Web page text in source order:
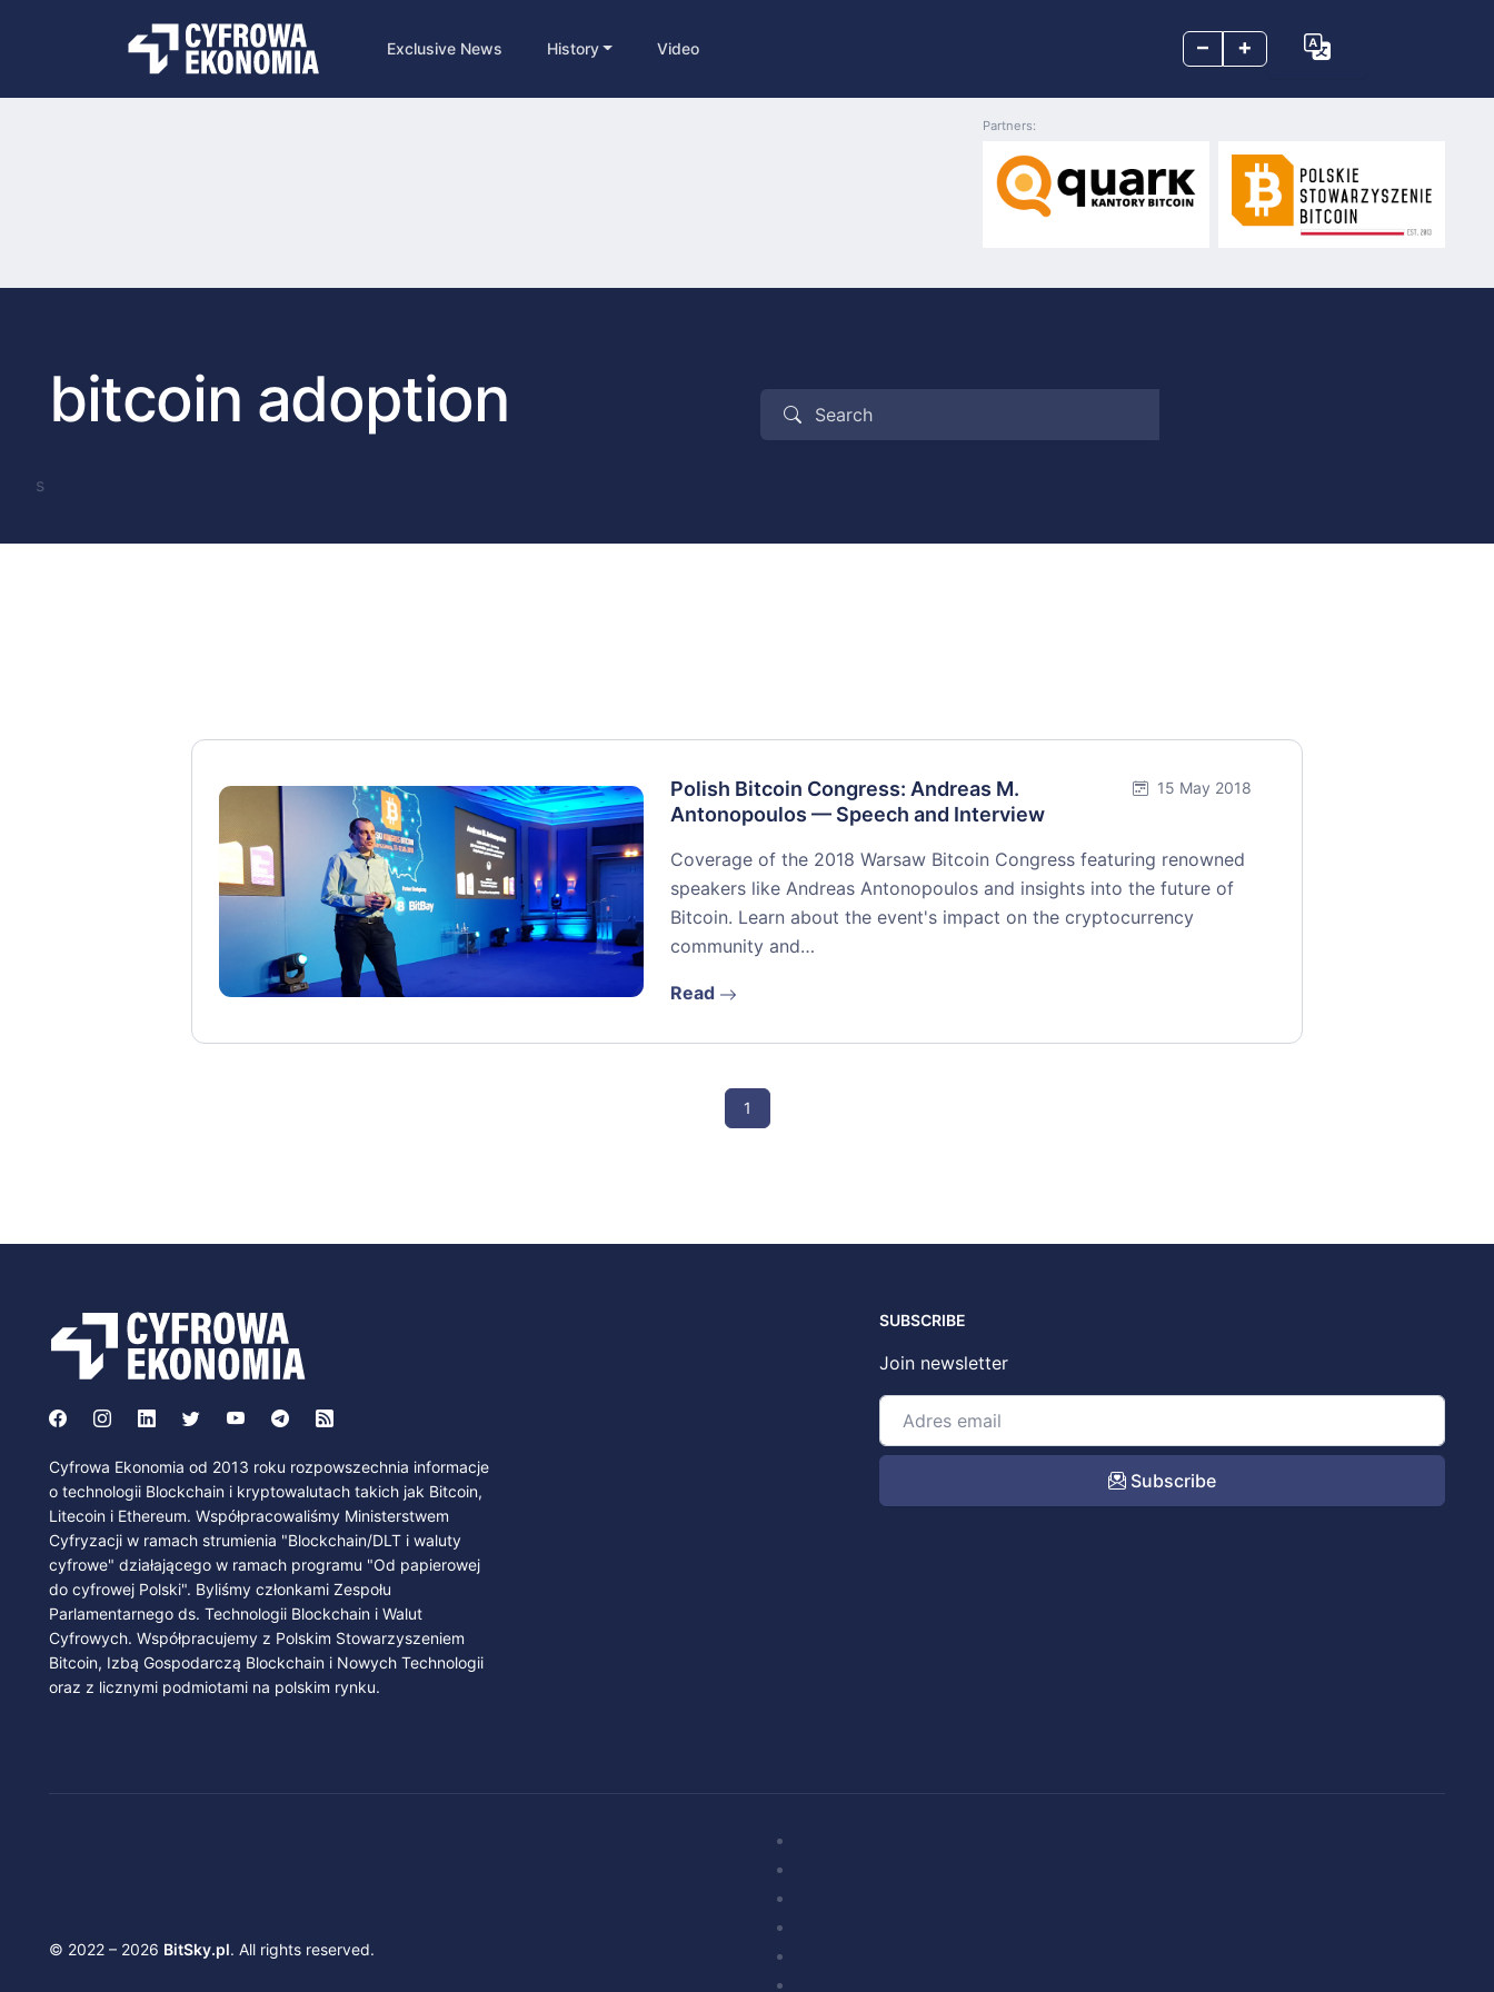
– +
Exclusive News History Video
Partners:
bitcoin adoption
s
Polish Bitcoin Congress: Andreas M.
Antonopoulos — Speech and Interview
15 May 2018
Coverage of the 2018 Warsaw Bitcoin Congress featuring renowned
speakers like Andreas Antonopoulos and insights into the future of
Bitcoin. Learn about the event's impact on the cryptocurrency
community and…
Read
1
Cyfrowa Ekonomia od 2013 roku rozpowszechnia informacje
o technologii Blockchain i kryptowalutach takich jak Bitcoin,
Litecoin i Ethereum. Współpracowaliśmy Ministerstwem
Cyfryzacji w ramach strumienia "Blockchain/DLT i waluty
cyfrowe" działającego w ramach programu "Od papierowej
do cyfrowej Polski". Byliśmy członkami Zespołu
Parlamentarnego ds. Technologii Blockchain i Walut
Cyfrowych. Współpracujemy z Polskim Stowarzyszeniem
Bitcoin, Izbą Gospodarczą Blockchain i Nowych Technologii
oraz z licznymi podmiotami na polskim rynku.
SUBSCRIBE
Join newsletter
Subscribe
© 2022 – 2026 BitSky.pl. All rights reserved.